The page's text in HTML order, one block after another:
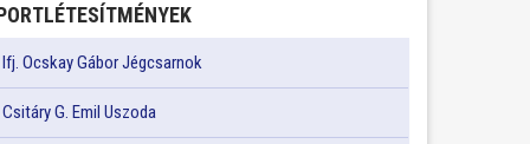
Ifj. Ocskay Gábor Jégcsarnok
Csitáry G. Emil Uszoda